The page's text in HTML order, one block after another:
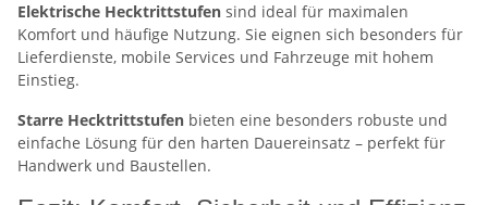
Elektrische Hecktrittstufen sind ideal für maximalen
Komfort und häufige Nutzung. Sie eignen sich besonders für
Lieferdienste, mobile Services und Fahrzeuge mit hohem
Einstieg.
Starre Hecktrittstufen bieten eine besonders robuste und
einfache Lösung für den harten Dauereinsatz – perfekt für
Handwerk und Baustellen.